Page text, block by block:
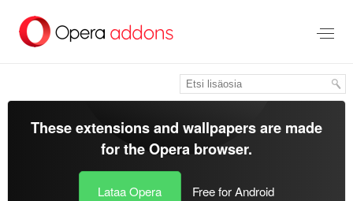
pääsisältöön
These extensions and wallpapers are made
for theOpera browser.
Lataa Opera Free for Android